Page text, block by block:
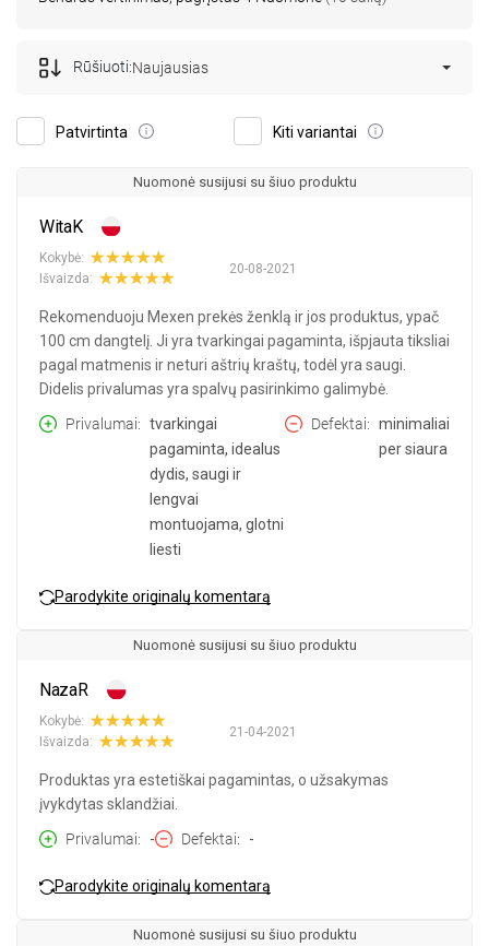
Patvirtinta Kiti variantai
Rūšiuoti:Naujausias
Nuomonė susijusi su šiuo produktu
WitaK
20-08-2021
Kokybė:
Išvaizda:
Rekomenduoju Mexen prekės ženklą ir jos produktus, ypač
100 cm dangtelį. Ji yra tvarkingai pagaminta, išpjauta tiksliai
pagal matmenis ir neturi aštrių kraštų, todėl yra saugi.
Didelis privalumas yra spalvų pasirinkimo galimybė.
Privalumai
tvarkingai
pagaminta, idealus
dydis, saugi ir
lengvai
montuojama, glotni
liesti
Defektai
minimaliai
per siaura
Parodykite originalų komentarą
Nuomonė susijusi su šiuo produktu
NazaR
21-04-2021
Kokybė:
Išvaizda:
Produktas yra estetiškai pagamintas, o užsakymas
įvykdytas sklandžiai.
Privalumai
- Defektai -
Parodykite originalų komentarą
Nuomonė susijusi su šiuo produktu